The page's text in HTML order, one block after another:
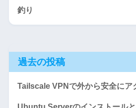
釣り
過去の投稿
Tailscale VPNで外から安全にア